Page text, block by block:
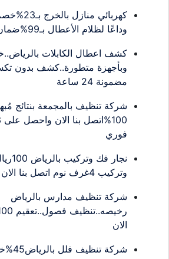
كهربائي منازل
وداعًا لظلام الأعطال بـ99%ضمان
وبأجهزة متطورة..كشف بدون
مضمونة 24 ساعة
شركة تنظيف بالمجمعة بنتائج
فوري
نجار
وتركيب 4غرف نوم اتصل بنا الان
شركة تنظيف مدارس بالرياض
الان
شركة